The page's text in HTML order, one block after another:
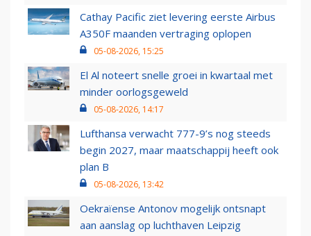
Cathay Pacific ziet levering eerste Airbus
A350F maanden vertraging oplopen
05-08-2026, 15:25
El Al noteert snelle groei in kwartaal met
minder oorlogsgeweld
05-08-2026, 14:17
Lufthansa verwacht 777-9’s nog steeds
begin 2027, maar maatschappij heeft ook
plan B
05-08-2026, 13:42
Oekraïense Antonov mogelijk ontsnapt
aan aanslag op luchthaven Leipzig